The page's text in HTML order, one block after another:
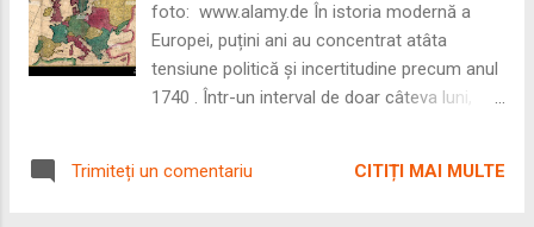
foto: www.alamy.de În istoria modernă a
Europei, puțini ani au concentrat atâta
tensiune politică și incertitudine precum anul
1740 . Într-un interval de doar câteva luni,
Frederic Wilhelm al Prusiei (31 mai),
Trimiteți un comentariu CITIȚI MAI MULTE